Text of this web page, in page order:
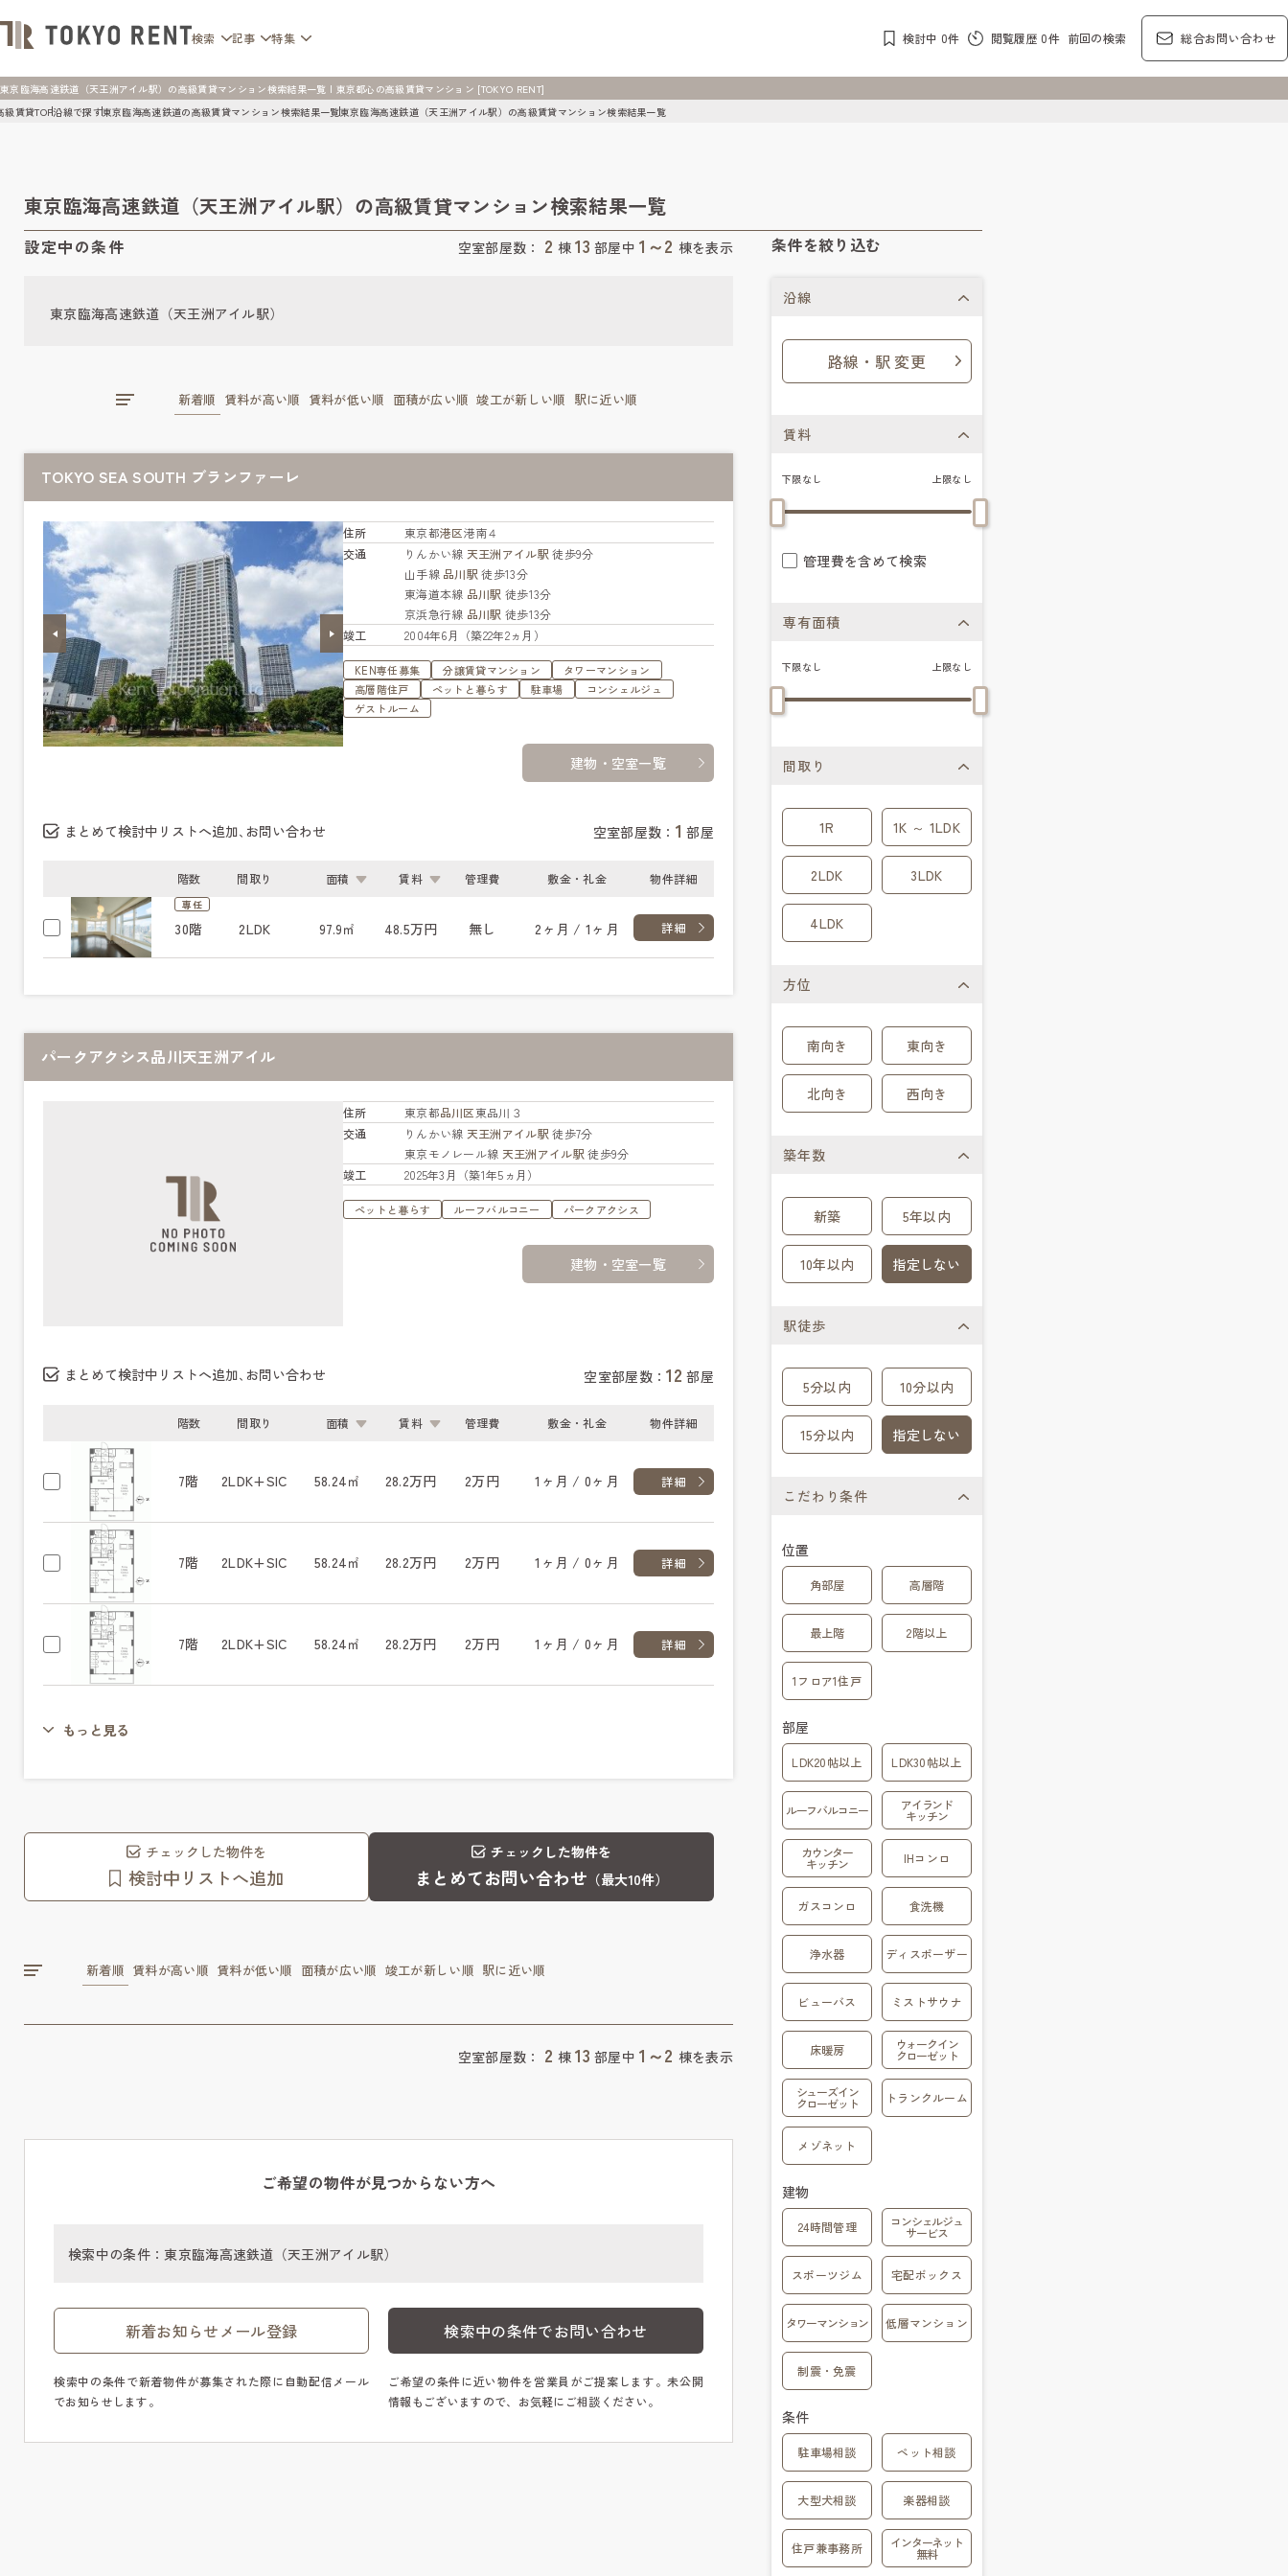
検索 記事 特集 検討中 0件 閲覧履歴 0件 前回の検索 総合お問い合わせ
東京臨海高速鉄道（天王洲アイル駅）の高級賃貸マンション検索結果一覧 | 東京都心の高級賃貸マンション [TOKYO RENT]
級賃貸TOP沿線で探す東京臨海高速鉄道の高級賃貸マンション検索結果一覧東京臨海高速鉄道（天王洲アイル駅）の高級賃貸マンション検索結果一覧
東京臨海高速鉄道（天王洲アイル駅）の高級賃貸マンション検索結果一覧
設定中の条件 空室部屋数： 2 棟13 部屋中1～2 棟を表示
東京臨海高速鉄道（天王洲アイル駅）
新着順 賃料が高い順 賃料が低い順 面積が広い順 竣工が新しい順 駅に近い順
TOKYO SEA SOUTH ブランファーレ
住所 東京都港区港南４
交通
りんかい線 天王洲アイル駅 徒歩9分
山手線 品川駅 徒歩13分
東海道本線 品川駅 徒歩13分
京浜急行線 品川駅 徒歩13分
竣工
2004年6月（築22年2ヵ月）
KEN専任募集 分譲賃貸マンション
タワーマンション
高層階住戸
ペットと暮らす 駐車場
コンシェルジュ
ゲストルーム
建物・空室一覧
まとめて検討中リストへ追加､お問い合わせ 空室部屋数： 1 部屋
階数 間取り 面積 賃料 管理費 敷金・礼金 物件詳細
専任
詳細
30階 2LDK 97.9㎡ 48.5万円 無し 2ヶ月 / 1ヶ月
パークアクシス品川天王洲アイル
住所 東京都品川区東品川３
交通
りんかい線 天王洲アイル駅 徒歩7分
東京モノレール線 天王洲アイル駅 徒歩9分
竣工
2025年3月（築1年5ヵ月）
ペットと暮らす ルーフバルコニー パークアクシス
建物・空室一覧
まとめて検討中リストへ追加､お問い合わせ 空室部屋数：12 部屋
階数 間取り 面積 賃料 管理費 敷金・礼金 物件詳細
詳細
7階 2LDK+SIC 58.24㎡ 28.2万円 2万円 1ヶ月 / 0ヶ月
詳細
7階 2LDK+SIC 58.24㎡ 28.2万円 2万円 1ヶ月 / 0ヶ月
詳細
7階 2LDK+SIC 58.24㎡ 28.2万円 2万円 1ヶ月 / 0ヶ月
もっと見る
チェックした物件を
検討中リストへ追加
チェックした物件を
まとめてお問い合わせ （最大10件）
新着順 賃料が高い順 賃料が低い順 面積が広い順 竣工が新しい順 駅に近い順
空室部屋数： 2 棟13 部屋中1～2 棟を表示
ご希望の物件が見つからない方へ
検索中の条件： 東京臨海高速鉄道（天王洲アイル駅）
新着お知らせメール登録
検索中の条件で新着物件が募集された際に自動配信メール
でお知らせします。
検索中の条件でお問い合わせ
ご希望の条件に近い物件を営業員がご提案します。未公開
情報もございますので、お気軽にご相談ください。
条件を絞り込む
沿線
路線・駅 変更
賃料
下限なし 上限なし
管理費を含めて検索
専有面積
下限なし 上限なし
間取り
1R 1K ～ 1LDK
2LDK 3LDK
4LDK
方位
南向き 東向き
北向き 西向き
築年数
新築 5年以内
10年以内 指定しない
駅徒歩
5分以内 10分以内
15分以内 指定しない
こだわり条件
位置
角部屋 高層階
最上階 2階以上
1フロア1住戸
部屋
LDK20帖以上 LDK30帖以上
ルーフバルコニー アイランド
キッチン
カウンター
キッチン IHコンロ
ガスコンロ 食洗機
浄水器 ディスポーザー
ビューバス ミストサウナ
床暖房 ウォークイン
クローゼット
シューズイン
クローゼット トランクルーム
メゾネット
建物
24時間管理 コンシェルジュ
サービス
スポーツジム 宅配ボックス
タワーマンション 低層マンション
制震・免震
条件
駐車場相談 ペット相談
大型犬相談 楽器相談
住戸兼事務所 インターネット
無料